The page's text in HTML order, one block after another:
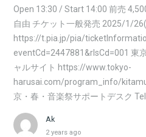
Open 13:30 / Start 14:00 前売
自由 チケット一般発売 2025/1/
https://t.pia.jp/pia/
eventCd=2447881&rlsCd=001 東
ャルサイト https://www.tokyo-
harusai.com/program_info/
京・春・音楽祭サポートデスク
Ak
2 years ago